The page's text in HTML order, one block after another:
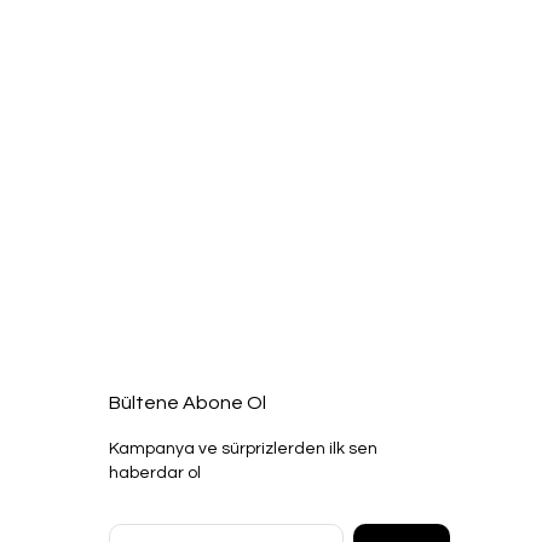
Bültene Abone Ol
Kampanya ve sürprizlerden ilk sen
haberdar ol